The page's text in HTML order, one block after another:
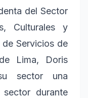
del Sector
Culturales y
Servicios de
Lima, Doris
sector una
durante